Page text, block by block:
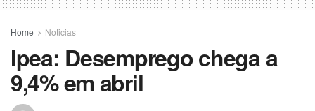
Home Noticias
Ipea: Desemprego chega a
9,4% em abril